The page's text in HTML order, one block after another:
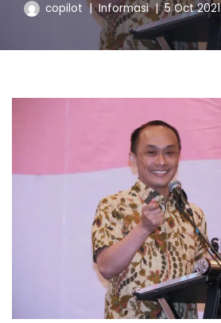
copilot Informasi 5 Oct 2021